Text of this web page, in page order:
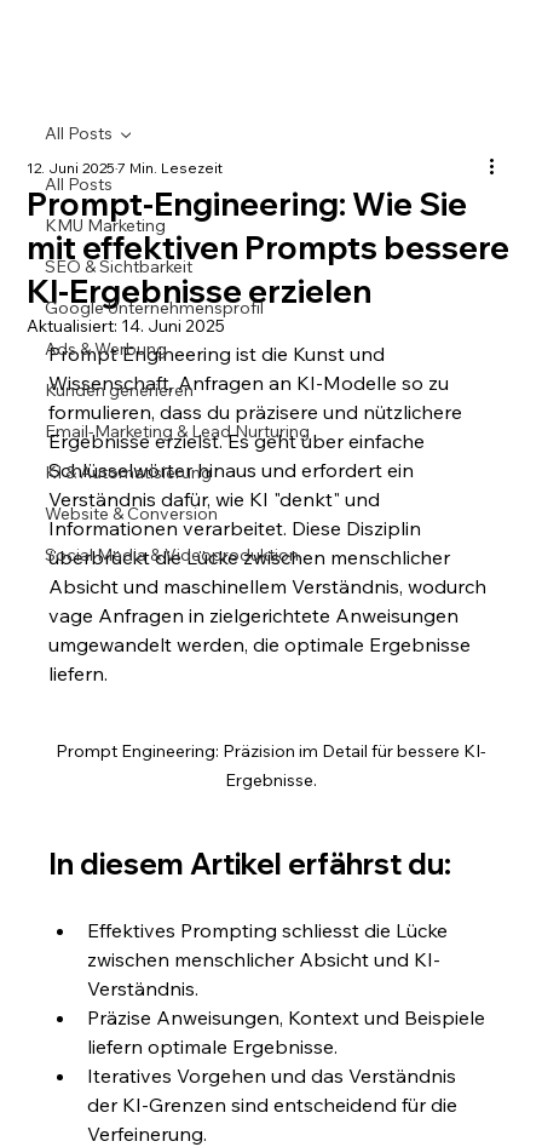
All Posts
KMU Marketing
SEO & Sichtbarkeit
Google Unternehmensprofil
Ads & Werbung
Kunden generieren
Email-Marketing & Lead Nurturing
KI & Automatisierung
Website & Conversion
Social Media & Videoproduktion
All Posts
Prompt-Engineering: Wie Sie
mit effektiven Prompts bessere
KI-Ergebnisse erzielen
12. Juni 20257 Min. Lesezeit
Aktualisiert: 14. Juni 2025
Prompt Engineering ist die Kunst und
Wissenschaft, Anfragen an KI-Modelle so zu
formulieren, dass du präzisere und nützlichere
Ergebnisse erzielst. Es geht über einfache
Schlüsselwörter hinaus und erfordert ein
Verständnis dafür, wie KI "denkt" und
Informationen verarbeitet. Diese Disziplin
überbrückt die Lücke zwischen menschlicher
Absicht und maschinellem Verständnis, wodurch
vage Anfragen in zielgerichtete Anweisungen
umgewandelt werden, die optimale Ergebnisse
liefern.
Prompt Engineering: Präzision im Detail für bessere KI-
Ergebnisse.
In diesem Artikel erfährst du:
Effektives Prompting schliesst die Lücke
zwischen menschlicher Absicht und KI-
Verständnis.
Präzise Anweisungen, Kontext und Beispiele
liefern optimale Ergebnisse.
Iteratives Vorgehen und das Verständnis
der KI-Grenzen sind entscheidend für die
Verfeinerung.